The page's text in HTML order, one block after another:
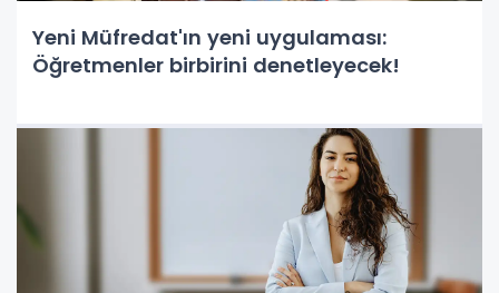
Yeni Müfredat'ın yeni uygulaması:
Öğretmenler birbirini denetleyecek!